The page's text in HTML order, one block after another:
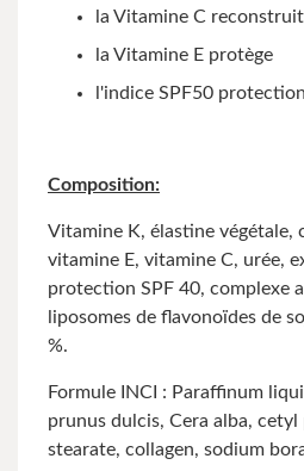
la Vitamine C reconstruit
la Vitamine E protège
l'indice SPF50
Composition:
Vitamine K, élastine végétale,
vitamine E, vitamine C, urée,
protection SPF 40, complexe
liposomes de flavonoïdes de
%.
Formule INCI : Paraffinum
prunus dulcis, Cera alba, cetyl
stearate, collagen, sodium